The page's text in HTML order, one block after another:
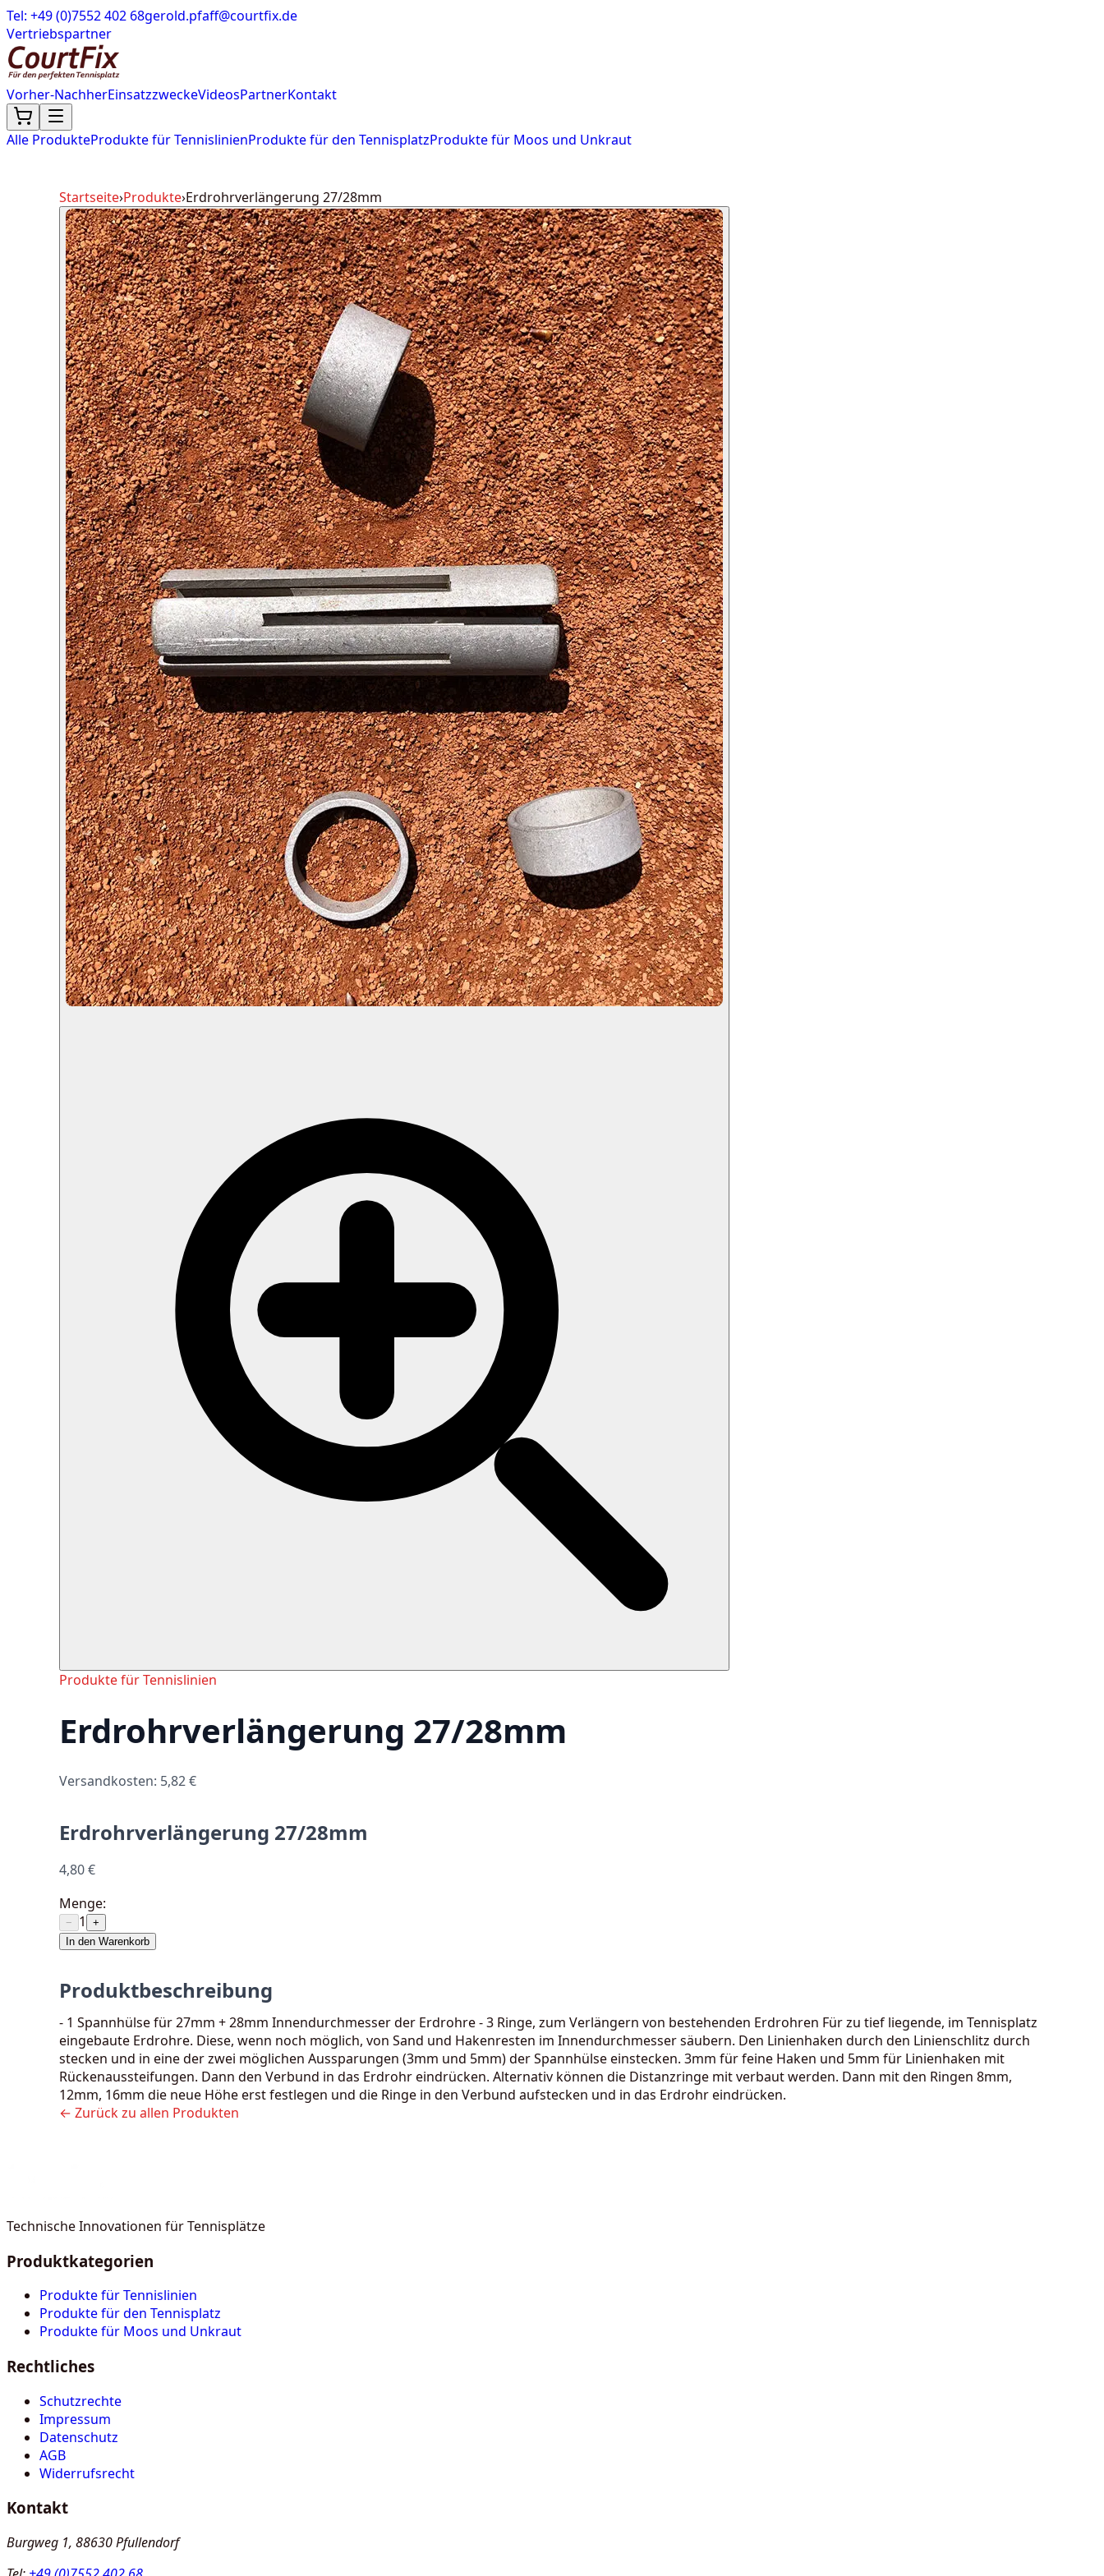
Tel: +49 (0)7552 402 68gerold.pfaff@courtfix.de
Vertriebspartner
Vorher-NachherEinsatzzweckeVideosPartnerKontakt
Alle ProdukteProdukte für TennislinienProdukte für den TennisplatzProdukte für Moos und Unkraut
Startseite›Produkte›Erdrohrverlängerung 27/28mm
Produkte für Tennislinien
Erdrohrverlängerung 27/28mm
Versandkosten: 5,82 €
Erdrohrverlängerung 27/28mm
4,80 €
Menge:
− 1
+
In den Warenkorb
Produktbeschreibung
- 1 Spannhülse für 27mm + 28mm Innendurchmesser der Erdrohre - 3 Ringe, zum Verlängern von bestehenden Erdrohren Für zu tief liegende, im Tennisplatz
eingebaute Erdrohre. Diese, wenn noch möglich, von Sand und Hakenresten im Innendurchmesser säubern. Den Linienhaken durch den Linienschlitz durch
stecken und in eine der zwei möglichen Aussparungen (3mm und 5mm) der Spannhülse einstecken. 3mm für feine Haken und 5mm für Linienhaken mit
Rückenaussteifungen. Dann den Verbund in das Erdrohr eindrücken. Alternativ können die Distanzringe mit verbaut werden. Dann mit den Ringen 8mm,
12mm, 16mm die neue Höhe erst festlegen und die Ringe in den Verbund aufstecken und in das Erdrohr eindrücken.
← Zurück zu allen Produkten
Technische Innovationen für Tennisplätze
Produktkategorien
Produkte für Tennislinien
Produkte für den Tennisplatz
Produkte für Moos und Unkraut
Rechtliches
Schutzrechte
Impressum
Datenschutz
AGB
Widerrufsrecht
Kontakt
Burgweg 1, 88630 Pfullendorf